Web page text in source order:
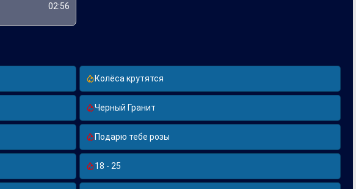
02:56
Колёса крутятся
Черный Гранит
Подарю тебе розы
18 - 25